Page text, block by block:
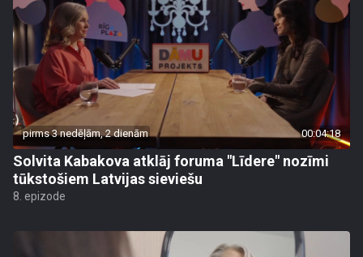
pirms 3 nedēļām, 2 dienām 00:04:18
Solvita Kabakova atklāj foruma "Līdere" nozīmi
tūkstošiem Latvijas sieviešu
8. epizode